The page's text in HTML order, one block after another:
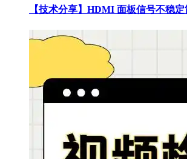
【技术分享】HDMI 面板信号不稳